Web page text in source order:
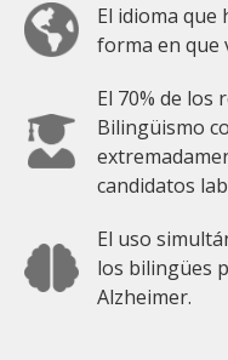
El idioma que
forma en que
El 70% de los
Bilingüismo
candidatos
El uso
los bilingües
Alzheimer.